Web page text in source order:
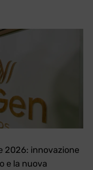
2026: innovazione
e la nuova